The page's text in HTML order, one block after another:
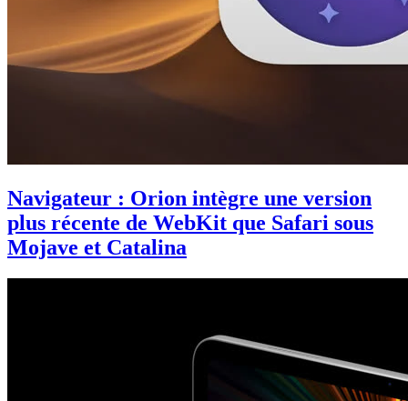
Navigateur : Orion intègre une version
plus récente de WebKit que Safari sous
Mojave et Catalina